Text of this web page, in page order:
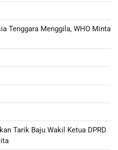
Tenggara Menggila, WHO Minta
Tarik Baju Wakil Ketua DPRD